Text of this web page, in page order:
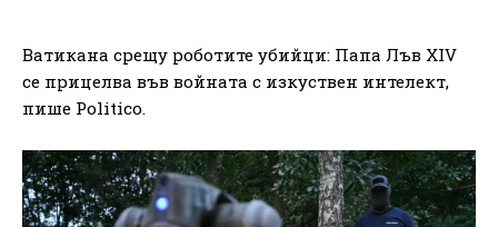
Ватикана срещу роботите убийци: Папа Лъв XIV
се прицелва във войната с изкуствен интелект,
пише Politico.